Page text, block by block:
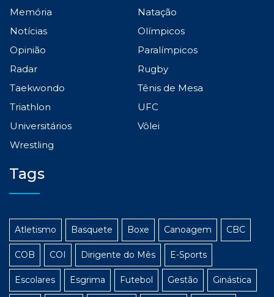
Memória
Natação
Notícias
Olímpicos
Opinião
Paralímpicos
Radar
Rugby
Taekwondo
Tênis de Mesa
Triathlon
UFC
Universitários
Vôlei
Wrestling
Tags
Atletismo Basquete Boxe Canoagem CBC
COB COI Dirigente do Mês E-Sports
Escolares Esgrima Futebol Gestão Ginástica